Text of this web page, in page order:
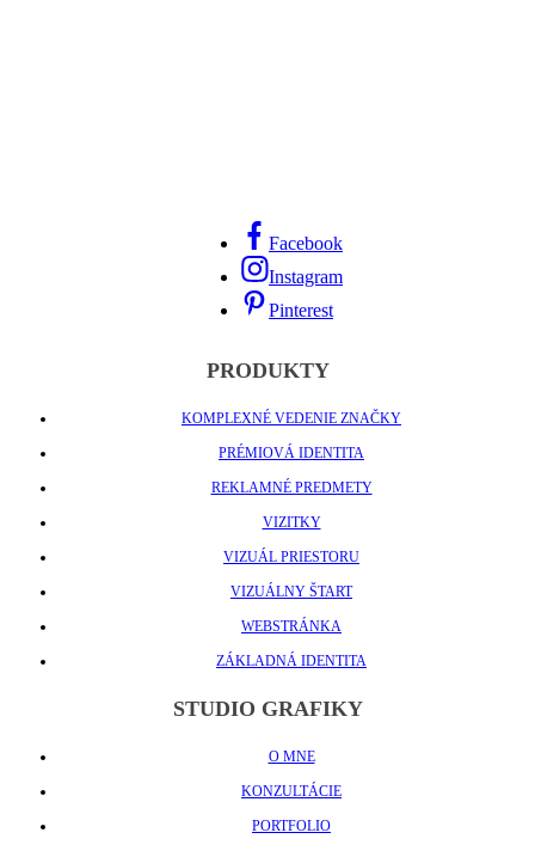
Facebook
Instagram
Pinterest
PRODUKTY
KOMPLEXNÉ VEDENIE ZNAČKY
PRÉMIOVÁ IDENTITA
REKLAMNÉ PREDMETY
VIZITKY
VIZUÁL PRIESTORU
VIZUÁLNY ŠTART
WEBSTRÁNKA
ZÁKLADNÁ IDENTITA
STUDIO GRAFIKY
O MNE
KONZULTÁCIE
PORTFOLIO